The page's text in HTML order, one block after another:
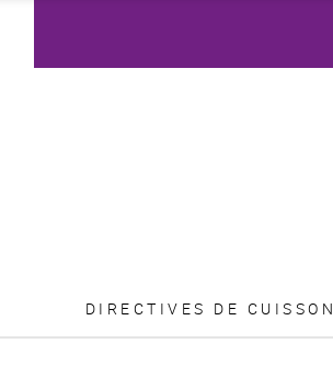
DIRECTIVES DE CUISSON